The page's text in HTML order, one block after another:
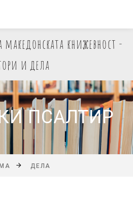
македонската книжевност -
и дела
ПСАЛТИР
ДЕЛА